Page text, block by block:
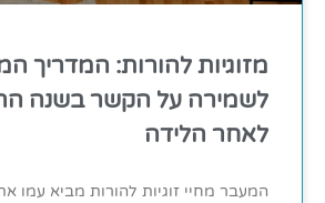
מזוגיות להורות: המדריך
לשמירה על הקשר בשנה
לאחר הלידה
המעבר מחיי זוגיות להורות מביא עמו